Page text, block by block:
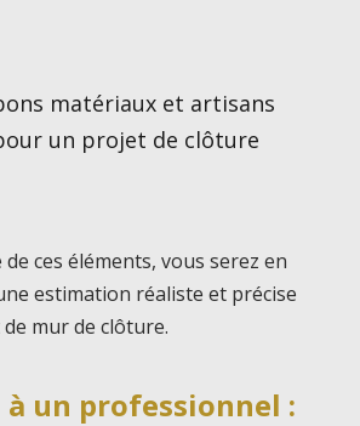
matériaux et artisans
un projet de clôture
ces éléments, vous serez en
estimation réaliste et précise
mur de clôture.
à un professionnel :